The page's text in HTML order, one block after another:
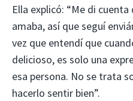
Ella explicó: “Me di
amaba, así que seguí
vez que entendí que
delicioso, es solo una
esa persona. No se trata
hacerlo sentir bien”.